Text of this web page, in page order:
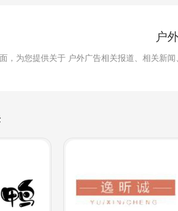
户
，为您提供关于 户外广告相关报道、相关新